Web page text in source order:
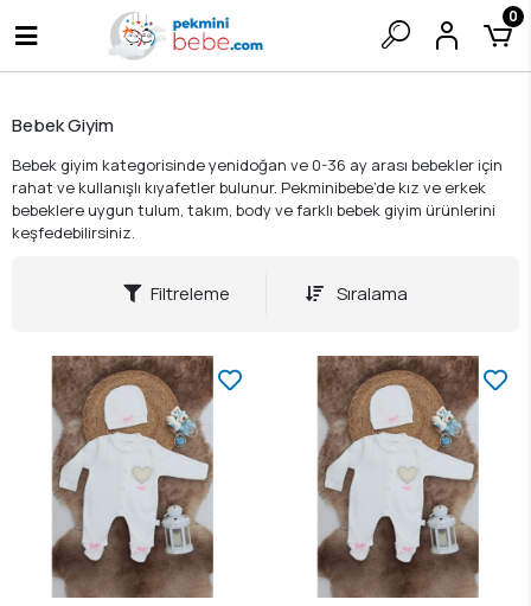
0
Bebek Giyim
Bebek giyim kategorisinde yenidoğan ve 0-36 ay arası bebekler için
rahat ve kullanışlı kıyafetler bulunur. Pekminibebe’de kız ve erkek
bebeklere uygun tulum, takım, body ve farklı bebek giyim ürünlerini
keşfedebilirsiniz.
Filtreleme Sıralama